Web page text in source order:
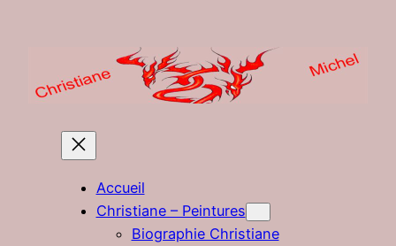
Accueil
Christiane – Peintures
Biographie Christiane